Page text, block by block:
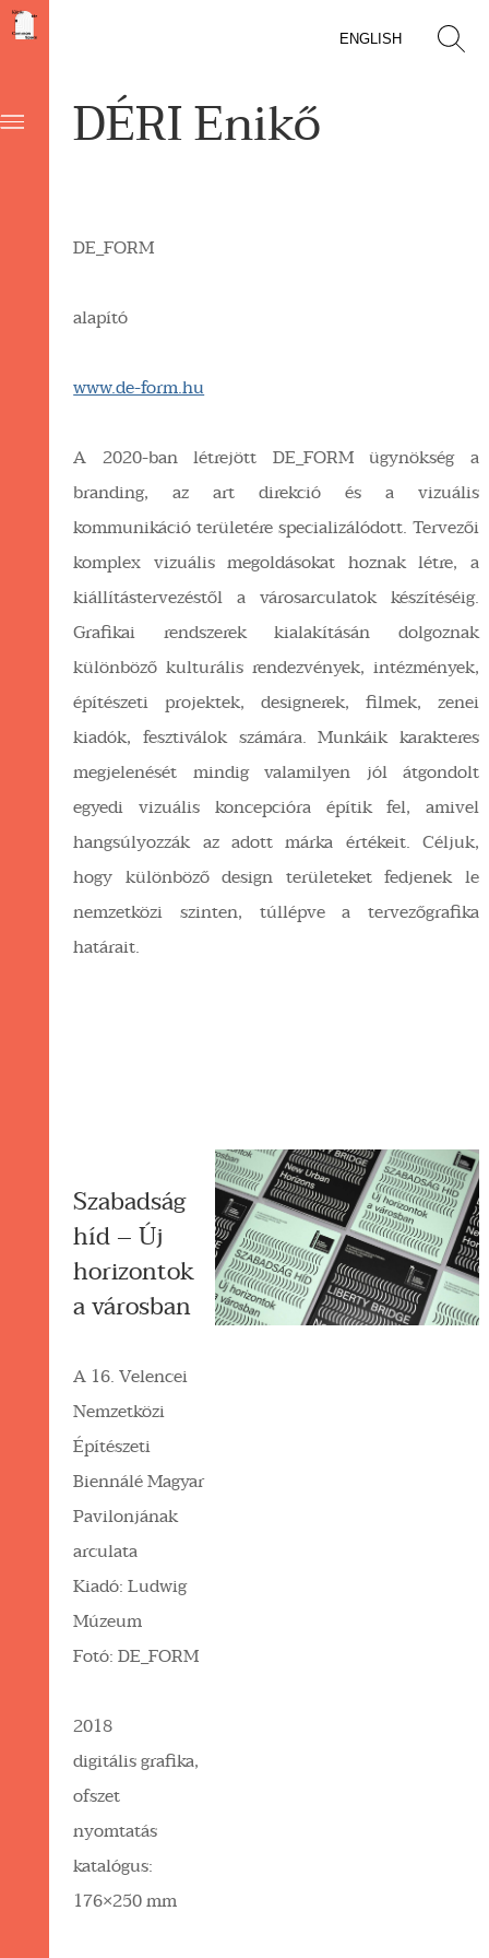
ENGLISH
DÉRI Enikő
DE_FORM
alapító
www.de-form.hu
A 2020-ban létrejött DE_FORM ügynökség a
branding, az art direkció és a vizuális
kommunikáció területére specializálódott. Tervezői
komplex vizuális megoldásokat hoznak létre, a
kiállítástervezéstől a városarculatok készítéséig.
Grafikai rendszerek kialakításán dolgoznak
különböző kulturális rendezvények, intézmények,
építészeti projektek, designerek, filmek, zenei
kiadók, fesztiválok számára. Munkáik karakteres
megjelenését mindig valamilyen jól átgondolt
egyedi vizuális koncepcióra építik fel, amivel
hangsúlyozzák az adott márka értékeit. Céljuk,
hogy különböző design területeket fedjenek le
nemzetközi szinten, túllépve a tervezőgrafika
határait.
Szabadság
híd – Új
horizontok
a városban
A 16. Velencei
Nemzetközi
Építészeti
Biennálé Magyar
Pavilonjának
arculata
Kiadó: Ludwig
Múzeum
Fotó: DE_FORM
2018
digitális grafika,
ofszet
nyomtatás
katalógus:
176×250 mm